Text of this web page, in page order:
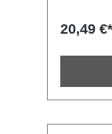
den
seines
20,49 €*